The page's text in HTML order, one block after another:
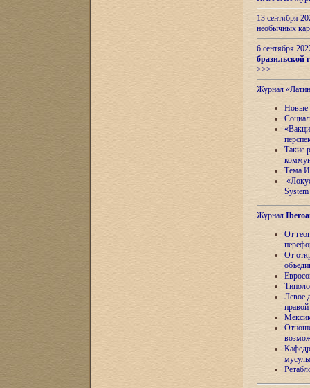
13 сентября
необычных
6 сентября
бразильской
>>>
Журнал
Новые
Такие
Тема
Журнал
От
От
Левое